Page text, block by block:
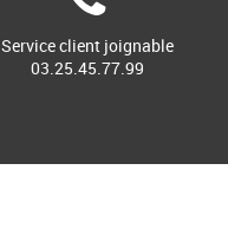
Service client joignable
03.25.45.77.99